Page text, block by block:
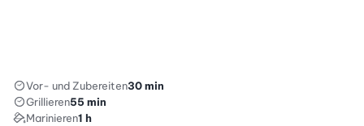
Vor- und Zubereiten30 min
Grillieren55 min
Marinieren1 h